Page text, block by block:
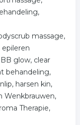
massage,
glow, clear
behandeling,
harsen kin,
Wenkbrauwen,
Therapie,